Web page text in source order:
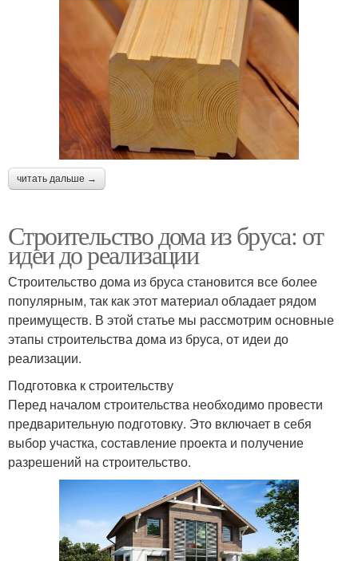
читать дальше →
Строительство дома из бруса: от
идеи до реализации
Строительство дома из бруса становится все более
популярным, так как этот материал обладает рядом
преимуществ. В этой статье мы рассмотрим основные
этапы строительства дома из бруса, от идеи до
реализации.
Подготовка к строительству
Перед началом строительства необходимо провести
предварительную подготовку. Это включает в себя
выбор участка, составление проекта и получение
разрешений на строительство.